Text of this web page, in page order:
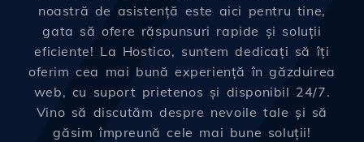
noastră de asistență este aici pentru tine,
gata să ofere răspunsuri rapide și soluții
eficiente! La Hostico, suntem dedicați să îți
oferim cea mai bună experiență în găzduirea
web, cu suport prietenos și disponibil 24/7.
Vino să discutăm despre nevoile tale și să
găsim împreună cele mai bune soluții!